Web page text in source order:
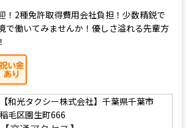
！2種免許取得費用会社負担！少数精鋭で
で働いてみませんか！優しさ溢れる先輩方
【和光タクシー株式会社】千葉県千葉市
稲毛区園生町666